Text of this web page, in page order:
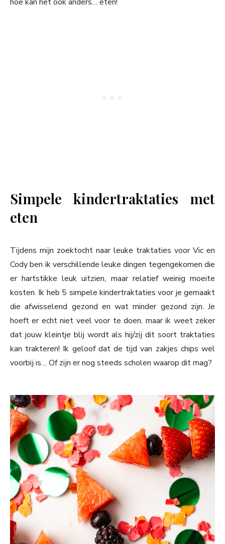
Simpele kindertraktaties met
eten
Tijdens mijn zoektocht naar leuke traktaties voor Vic en
Cody ben ik verschillende leuke dingen tegengekomen die
er hartstikke leuk uitzien, maar relatief weinig moeite
kosten. Ik heb 5 simpele kindertraktaties voor je gemaakt
die afwisselend gezond en wat minder gezond zijn. Je
hoeft er echt niet veel voor te doen, maar ik weet zeker
dat jouw kleintje blij wordt als hij/zij dit soort traktaties
kan trakteren! Ik geloof dat de tijd van zakjes chips wel
voorbij is… Of zijn er nog steeds scholen waarop dit mag?